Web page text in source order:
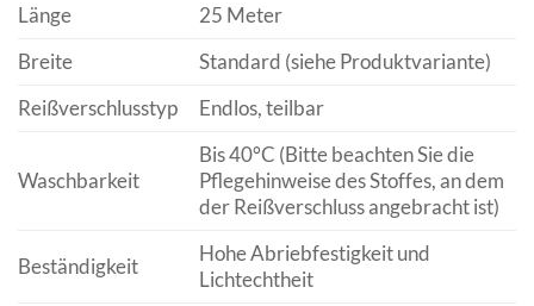
Länge
25 Meter
Breite
Standard (siehe Produktvariante)
Reißverschlusstyp
Endlos, teilbar
Waschbarkeit
Bis 40°C (Bitte beachten Sie die
Pflegehinweise des Stoffes, an dem
der Reißverschluss angebracht ist)
Beständigkeit
Hohe Abriebfestigkeit und
Lichtechtheit